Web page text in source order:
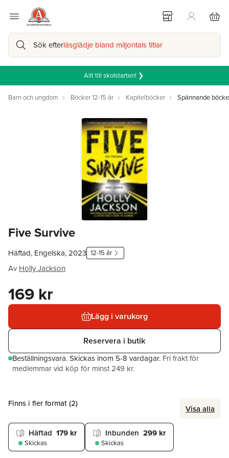
Sök efterläsglädje bland miljontals titlar
Allt till skolstarten! ❯
Barn och ungdom Böcker 12-15 år Kapitelböcker Spännande
Five Survive
Häftad, Engelska, 2023 12-15 år
Av Holly Jackson
169 kr
Lägg i varukorg
Reservera i butik
Beställningsvara.Skickas inom 5-8 vardagar. Fri frakt för
medlemmar vid köp för minst 249 kr.
Finns i fler format (2) Visa alla
Häftad 179 kr
Skickas
Inbunden 299 kr
Skickas